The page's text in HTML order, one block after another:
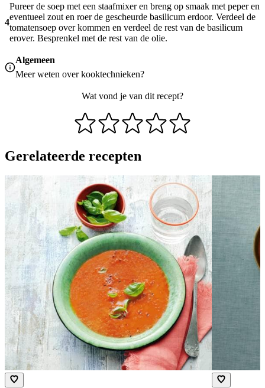
4
Pureer de soep met een staafmixer en breng op smaak met peper en
eventueel zout en roer de gescheurde basilicum erdoor. Verdeel de
tomatensoep over kommen en verdeel de rest van de basilicum
erover. Besprenkel met de rest van de olie.
Algemeen
Meer weten overkooktechnieken?
Wat vond je van dit recept?
Gerelateerde recepten